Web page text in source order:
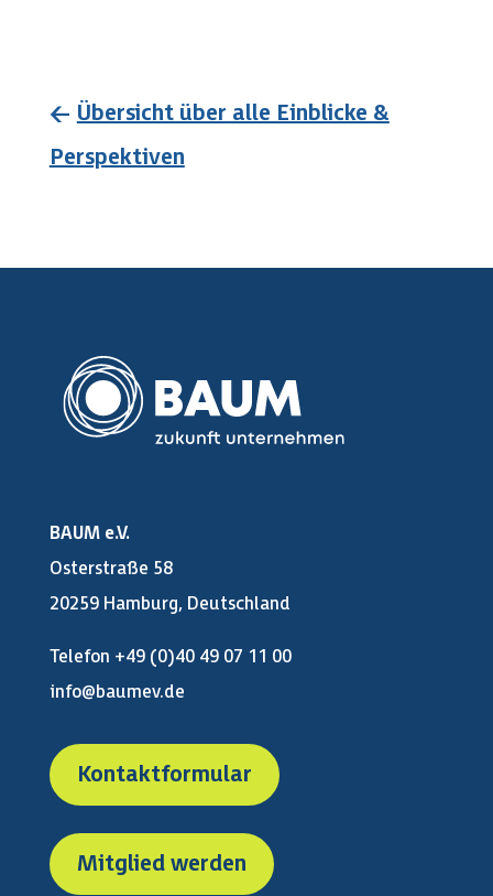
← Übersicht über alle Einblicke &
Perspektiven
BAUM e.V.
Osterstraße 58
20259 Hamburg, Deutschland
Telefon +49 (0)40 49 07 11 00
info@baumev.de
Kontaktformular
Mitglied werden